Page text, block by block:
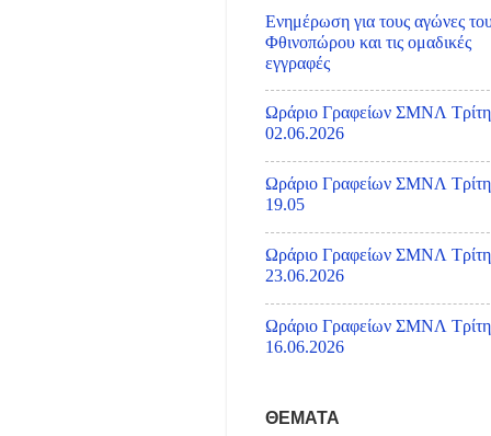
Ενημέρωση για τους αγώνες
Φθινοπώρου και τις ομαδικές
εγγραφές
Ωράριο Γραφείων ΣΜΝΛ Τρίτη
02.06.2026
Ωράριο Γραφείων ΣΜΝΛ Τρίτη
19.05
Ωράριο Γραφείων ΣΜΝΛ Τρίτη
23.06.2026
Ωράριο Γραφείων ΣΜΝΛ Τρίτη
16.06.2026
ΘΕΜΑΤΑ